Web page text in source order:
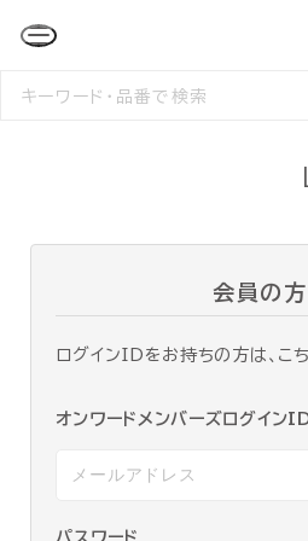
検
会員の方
ログインIDをお持ちの方は、こ
オンワードメンバーズログイン
パスワード